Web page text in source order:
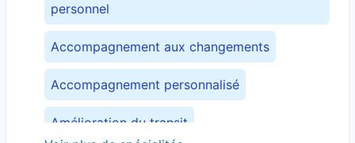
personnel
Accompagnement aux changements
Accompagnement personnalisé
Amélioration du transit